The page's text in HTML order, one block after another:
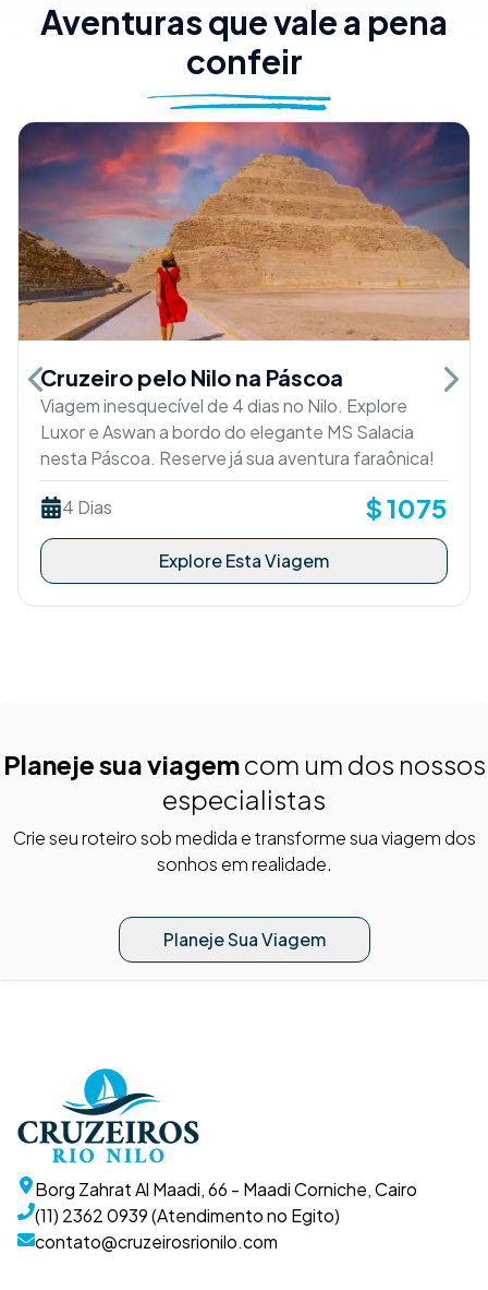
Aventuras que vale a pena
confeir
Cruzeiro pelo Nilo na Páscoa
Viagem inesquecível de 4 dias no Nilo. Explore
Luxor e Aswan a bordo do elegante MS Salacia
nesta Páscoa. Reserve já sua aventura faraônica!
4 Dias $1075
Explore Esta Viagem
Previous slide Next
Planeje sua viagemcom um dos nossos
especialistas
Crie seu roteiro sob medida e transforme sua viagem dos
sonhos em realidade.
Planeje Sua Viagem
Borg Zahrat Al Maadi, 66 - Maadi Corniche, Cairo
(11) 2362 0939 (Atendimento no Egito)
contato@cruzeirosrionilo.com